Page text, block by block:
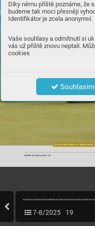
Díky němu příště poznáme, že
budeme tak moci přesněji
Identifikátor je zcela anonymní.
Vaše souhlasy a odmítnutí si
vás už příště znovu neptali.
cookies
Souhlasím
W W W C A S O P S GO L F CZ
Na třinácté jamce v Shinnecock H
7-8/2025 19